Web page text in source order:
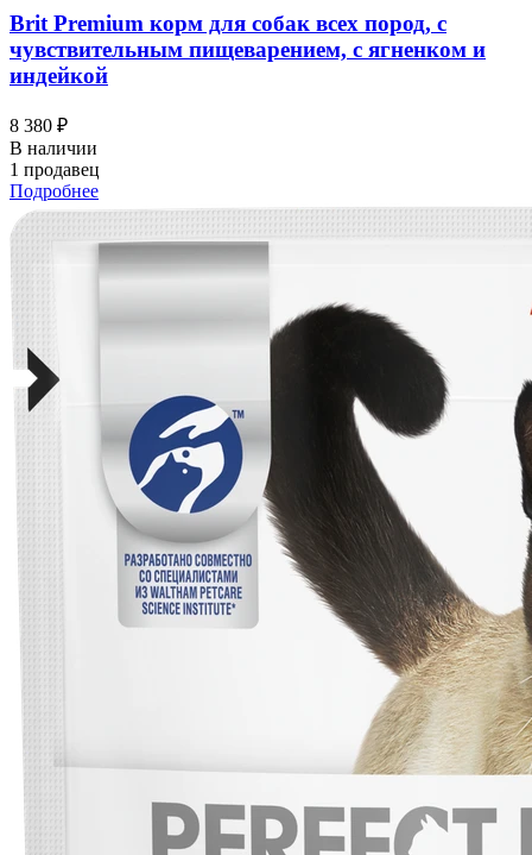
Brit Premium корм для собак всех пород, с
чувствительным пищеварением, с ягненком и
индейкой
8 380 ₽
В наличии
1 продавец
Подробнее